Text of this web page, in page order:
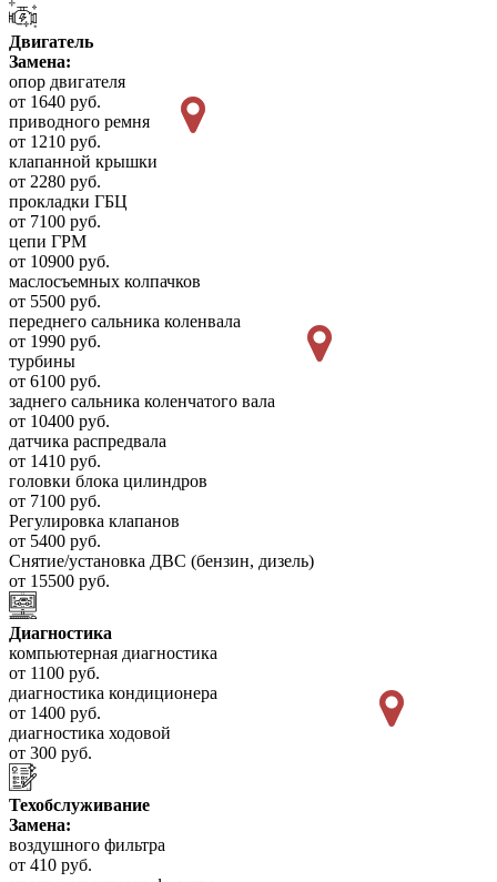
Двигатель
Замена:
опор двигателя
от 1640 руб.
приводного ремня
от 1210 руб.
клапанной крышки
от 2280 руб.
прокладки ГБЦ
от 7100 руб.
цепи ГРМ
от 10900 руб.
маслосъемных колпачков
от 5500 руб.
переднего сальника коленвала
от 1990 руб.
турбины
от 6100 руб.
заднего сальника коленчатого вала
от 10400 руб.
датчика распредвала
от 1410 руб.
головки блока цилиндров
от 7100 руб.
Регулировка клапанов
от 5400 руб.
Снятие/установка ДВС (бензин, дизель)
от 15500 руб.
Диагностика
компьютерная диагностика
от 1100 руб.
диагностика кондиционера
от 1400 руб.
диагностика ходовой
от 300 руб.
Техобслуживание
Замена:
воздушного фильтра
от 410 руб.